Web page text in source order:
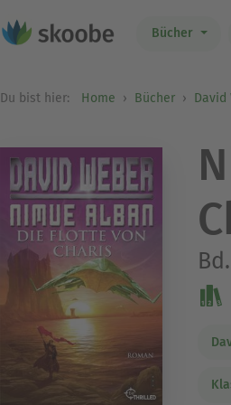
Bücher
Du bist hier: Home Bücher David